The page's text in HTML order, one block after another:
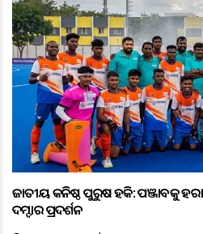
ଜାତୀୟ କନିଷ୍ଠ ପୁରୁଷ ହକି: ପଞ୍ଜାବକୁ
ଦମ୍ଦାର ପ୍ରଦର୍ଶନ